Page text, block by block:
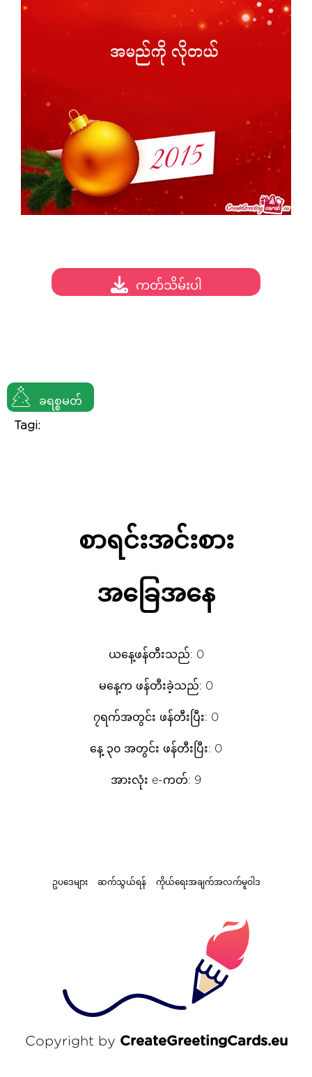
ခရစ္စမတ်
Tagi:
ကတ်သိမ်းပါ
စာရင်းအင်းစား
အခြေအနေ
ယနေ့ဖန်တီးသည်: 0
မနေ့က ဖန်တီးခဲ့သည်: 0
၇ရက်အတွင်း ဖန်တီးပြီး: 0
နေ့ ၃၀ အတွင်း ဖန်တီးပြီး: 0
အားလုံး e-ကတ်: 9
ဥပဒေများ ဆက်သွယ်ရန် ကိုယ်ရေးအချက်အလက်မူဝါဒ
Copyright by CreateGreetingCards.eu